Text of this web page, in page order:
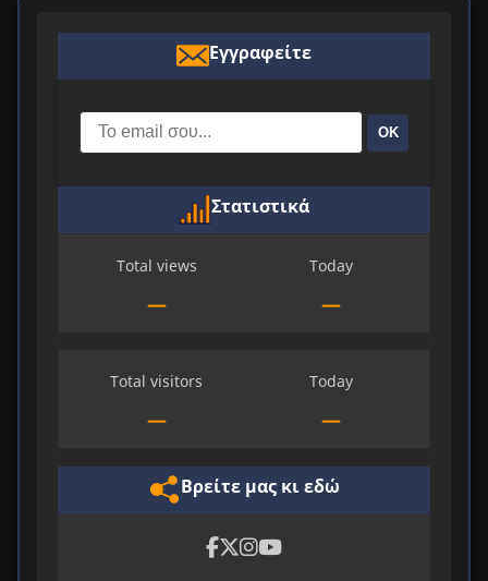
Εγγραφείτε
ΟΚ
Στατιστικά
Total views
—
Today
—
Total visitors
—
Today
—
Βρείτε μας κι εδώ